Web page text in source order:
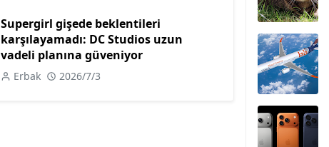
Supergirl gişede beklentileri
karşılayamadı: DC Studios uzun
vadeli planına güveniyor
Erbak 2026/7/3